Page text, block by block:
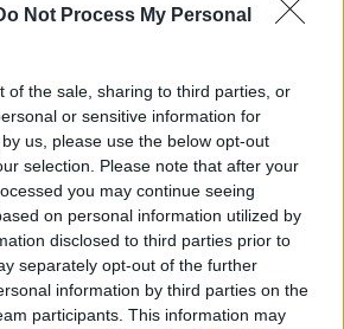
Not Process My Personal
of the sale, sharing to third parties, or
or sensitive information for
us, please use the below opt-out
selection. Please note that after your
you may continue seeing
on personal information utilized by
disclosed to third parties prior to
separately opt-out of the further
information by third parties on the
participants. This information may
ΤΥΡΙ ΕΞΑΓΩΓΕΣ